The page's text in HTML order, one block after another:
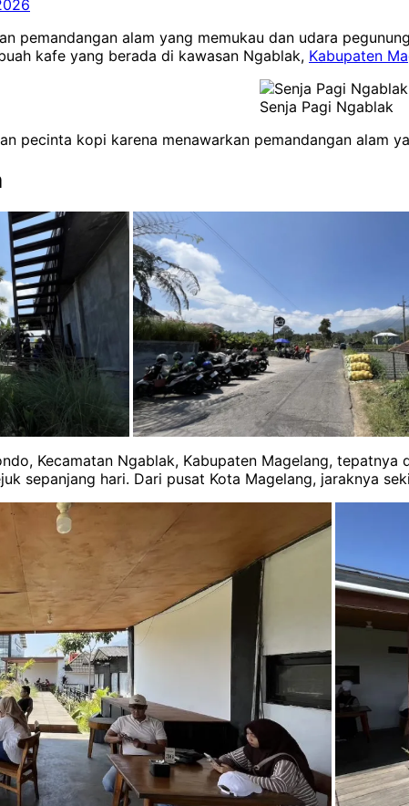
pemandangan alam yang memukau dan udara
kafe yang berada di kawasan Ngablak, Kabupaten
Senja Pagi Ngablak
pecinta kopi karena menawarkan pemandangan alam
Kecamatan Ngablak, Kabupaten Magelang,
sepanjang hari. Dari pusat Kota Magelang, jaraknya